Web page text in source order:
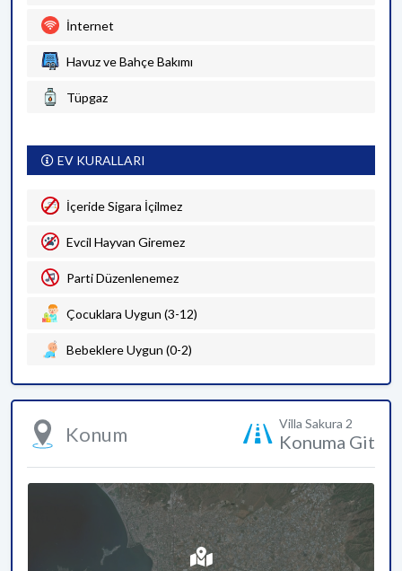
İnternet
Havuz ve Bahçe Bakımı
Tüpgaz
EV KURALLARI
İçeride Sigara İçilmez
Evcil Hayvan Giremez
Parti Düzenlenemez
Çocuklara Uygun (3-12)
Bebeklere Uygun (0-2)
Konum Villa Sakura 2
Konuma Git